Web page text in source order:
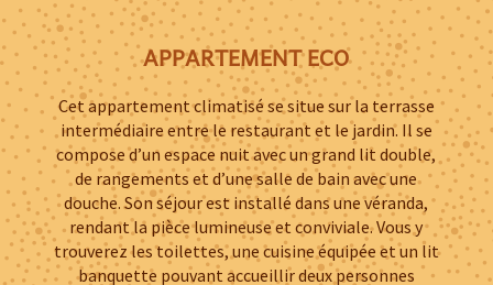
APPARTEMENT ECO
Cet appartement climatisé se situe sur la terrasse
intermédiaire entre le restaurant et le jardin. Il se
compose d’un espace nuit avec un grand lit double,
de rangements et d’une salle de bain avec une
douche. Son séjour est installé dans une véranda,
rendant la pièce lumineuse et conviviale. Vous y
trouverez les toilettes, une cuisine équipée et un lit
banquette pouvant accueillir deux personnes